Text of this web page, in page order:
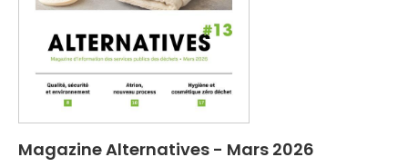
Magazine Alternatives - Mars 2026